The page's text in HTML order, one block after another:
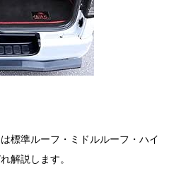
標準ルーフ・ミドルルーフ・ハイ
解説します。